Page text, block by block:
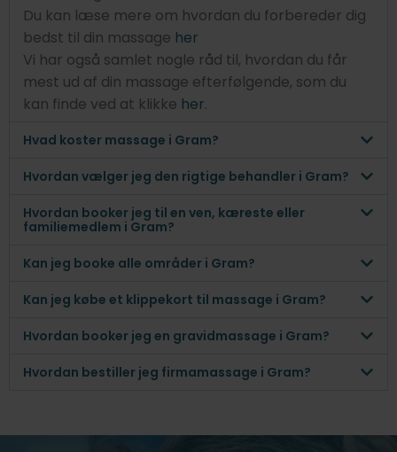
Du kan læse mere om hvordan du forbereder dig
bedst til din massage her
Vi har også samlet nogle råd til, hvordan du får
mest ud af din massage efterfølgende, som du
kan finde ved at klikke her.
Hvad koster massage i Gram?
Hvordan vælger jeg den rigtige behandler i Gram?
Hvordan booker jeg til en ven, kæreste eller
familiemedlem i Gram?
Kan jeg booke alle områder i Gram?
Kan jeg købe et klippekort til massage i Gram?
Hvordan booker jeg en gravidmassage i Gram?
Hvordan bestiller jeg firmamassage i Gram?